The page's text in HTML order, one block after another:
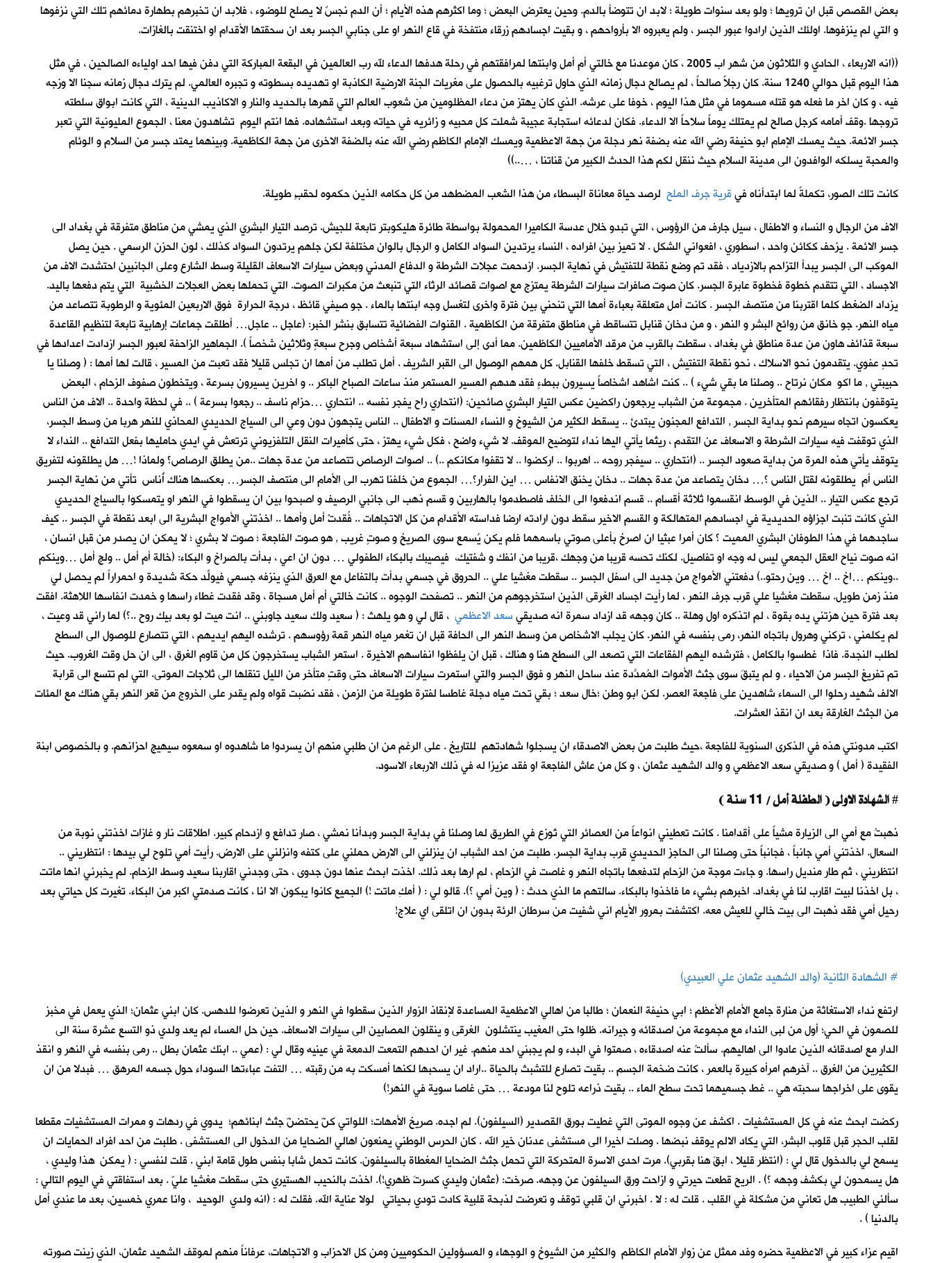
بعض القصص قبل ان ترويها ؛ ولو بعد سنوات طويلة ؛ لابد ان تتوضأ بالدم. وحين يعترض البعض ؛ وما اكثرهم هذه الأيام ؛ أن الدم نجسٌ لا يصلح للوضوء ، فلابد ان تخبرهم بطهارة دمائهم تلك التي نزفوها
و التي لم ينزفوها. اولئك الذين ارادوا عبور الجسر ، ولم يعبروه الا بأرواحهم ، و بقيت اجسادهم زرقاء منتفخة في قاع النهر او على جنابي الجسر بعد ان سحقتها الأقدام او اختنقت بالغازات.
((انه الاربعاء ، الحادي و الثلاثون من شهر اب 2005 ، كان موعدنا مع خالتي أم أمل وابنتها لمرافقتهم في رحلة هدفها الدعاء لله رب العالمين في البقعة المباركة التي دفن فيها احد اولياءه الصالحين ، في مثل
هذا اليوم قبل حوالي 1240 سنة. كان رجلاً صالحاً ، لم يصالح دجال زمانه الذي حاول ترغبيه بالحصول على مغريات الجنة الارضية الكاذبة او تهديده بسطوته و تجبره العالمي. لم يترك دجال زمانه سجنا الا وزجه
فيه ، و كان اخر ما فعله هو قتله مسموما في مثل هذا اليوم ، خوفا على عرشه. الذي كان يهتز من دعاء المظلومين من شعوب العالم التي قهرها بالحديد والنار و الاكاذيب الدينية ، التي كانت ابواق سلطته
تروجها .وقف أمامه كرجل صالح لم يمتلك يوماً سلاحاً الا الدعاء. فكان لدعائه استجابة عجيبة شملت كل محبيه و زائريه في حياته وبعد استشهاده. فها انتم اليوم تشاهدون معنا ، الجموع المليونية التي تعبر
جسر الائمة. حيث يمسك الإمام ابو حنيفة رضي الله عنه بضفة نهر دجلة من جهة الاعظمية ويمسك الإمام الكاظم رضي الله عنه بالضفة الاخرى من جهة الكاظمية. وبينهما يمتد جسر من السلام و الوئام
والمحبة يسلكه الوافدون الى مدينة السلام حيث ننقل لكم هذا الحدث الكبير من قناتنا ، …..))
كانت تلك الصور، تكملةً لما ابتدأناه فيقرية جرف الملح لرصد حياة معاناة البسطاء من هذا الشعب المضطهد من كل حكامه الذين حكموه لحقبٍ طويلة.
الاف من الرجال و النساء و الاطفال ، سيل جارف من الرؤوس ، التي تبدو خلال عدسة الكاميرا المحمولة بواسطة طائرة هليكوبتر تابعة للجيش. ترصد التيار البشري الذي يمشي من مناطق متفرقة في بغداد الى
جسر الائمة . يزحف ككائن واحد ، اسطوري ، افعواني الشكل . لا تميز بين افراده ، النساء يرتدين السواد الكامل و الرجال بالوان مختلفة لكن جلهم يرتدون السواد كذلك ، لون الحزن الرسمي . حين يصل
الموكب الى الجسر يبدأ التزاحم بالازدياد ، فقد تم وضع نقطة للتفتيش في نهاية الجسر. ازدحمت عجلات الشرطة و الدفاع المدني وبعض سيارات الاسعاف القليلة وسط الشارع وعلى الجانبين احتشدت الاف من
الاجساد ، التي تتقدم خطوة فخطوة عابرة الجسر. كان صوت صافرات سيارات الشرطة يمتزج مع اصوات قصائد الرثاء التي تنبعث من مكبرات الصوت. التي تحملها بعض العجلات الخشبية التي يتم دفعها باليد.
يزداد الضغط كلما اقتربنا من منتصف الجسر . كانت أمل متعلقة بعباءة أمها التي تنحني بين فترة واخرى لتغسل وجه ابنتها بالماء . جو صيفي قائظ ، درجة الحرارة فوق الاربعين المئوية و الرطوبة تتصاعد من
مياه النهر. جو خانق من روائح البشر و النهر ، و من دخان قنابل تتساقط في مناطق متفرقة من الكاظمية . القنوات الفضائية تتسابق بنشر الخبر: (عاجل .. عاجل… أطلقت جماعات إرهابية تابعة لتنظيم القاعدة
سبعة قذائف هاون من عدة مناطق في بغداد ، سقطت بالقرب من مرقد الأماميين الكاظمين. مما أدى إلى استشهاد سبعة أشخاص وجرح سبعةٍ وثلاثين شخصاً ). الجماهير الزاحفة لعبور الجسر ازدادت اعدادها في
تحدٍ عفوي. يتقدمون نحو الاسلاك ، نحو نقطة التفتيش ، التي تسقط خلفها القنابل. كل همهم الوصول الى القبر الشريف . أمل تطلب من أمها ان تجلس قليلا فقد تعبت من المسير ، قالت لها أمها : ( وصلنا يا
حبيبتي , ما اكو مكان نرتاح .. وصلنا ما بقي شيء ) .. كنت اشاهد اشخاصاً يسيرون ببطءٍ فقد هدهم المسير المستمر منذ ساعات الصباح الباكر .. و اخرين يسيرون بسرعة ، ويتخطون صفوف الزحام ، البعض
يتوقفون بانتظار رفقائهم المتأخرين . مجموعة من الشباب يرجعون راكضين عكس التيار البشري صائحين: (انتحاري راح يفجر نفسه .. انتحاري …حزام ناسف .. رجعوا بسرعة ) .. في لحظة واحدة .. الاف من الناس
يعكسون اتجاه سيرهم نحو بداية الجسر , التدافع المجنون يبتدئ .. يسقط الكثير من الشيوخ و النساء المسنات و الاطفال .. الناس يتجهون دون وعي الى السياج الحديدي المحاذي للنهر هربا من وسط الجسر،
الذي توقفت فيه سيارات الشرطة و الاسعاف عن التقدم ، ريثما يأتي اليها نداء لتوضيح الموقف. لا شيء واضح ، فكل شيء يهتز ، حتى كأميرات النقل التلفزيوني ترتعش في ايدي حامليها بفعل التدافع .. النداء لا
يتوقف يأتي هذه المرة من بداية صعود الجسر .. (انتحاري .. سيفجر روحه .. اهربوا .. اركضوا .. لا تقفوا مكانكم ..) .. اصوات الرصاص تتصاعد من عدة جهات ..من يطلق الرصاص؟ ولماذا !… هل يطلقونه لتفريق
الناس أم يطلقونه لقتل الناس ؟… دخان يتصاعد من عدة جهات .. دخان يخنق الانفاس … اين الفرار؟… الجموع من خلفنا تهرب الى الأمام الى منتصف الجسر… بعكسها هناك أُناس تأتي من نهاية الجسر
ترجع عكس التيار .. الذين في الوسط انقسموا ثلاثة أقسام .. قسم اندفعوا الى الخلف فاصطدموا بالهاربين و قسم ذهب الى جانبي الرصيف و اصبحوا بين ان يسقطوا في النهر او يتمسكوا بالسياج الحديدي
الذي كانت تنبت اجزاؤه الحديدية في اجسادهم المتهالكة و القسم الاخير سقط دون ارادته ارضا فداسته الأقدام من كل الاتجاهات .. فُقدتْ أمل وأمها .. اخذتني الأمواج البشرية الى ابعد نقطة في الجسر .. كيف
ساجدهما في هذا الطوفان البشري المميت ؟ كان أمرا عبثيا ان اصرخ بأعلى صوتي باسمهما فلم يكن يُسمع سوى الصريخ و صوتٍ غريب , هو صوت الفاجعة ؛ صوت لا بشري ؛ لا يمكن ان يصدر من قبل انسان ،
انه صوت نياح العقل الجمعي ليس له وجه او تفاصيل. لكنك تحسه قريبا من وجهك ،قريبا من انفك و شفتيك، فيصيبك بالبكاء الطفولي … دون ان اعي ، بدأت بالصراخ و البكاء: (خالة أم أمل .. ولج أمل …وينكم
..وينكم …اخ .. اخ … وين رحتو..) دفعتني الأمواج من جديد الى اسفل الجسر .. سقطت مغشيا علي .. الحروق في جسمي بدأت بالتفاعل مع العرق الذي ينزفه جسمي فيولِّد حكة شديدة و احمراراً لم يحصل لي
منذ زمن طويل. سقطت مغشيا علي قرب جرف النهر ، لما رأيت اجساد الغرقى الذين استخرجوهم من النهر .. تصفحت الوجوه .. كانت خالتي أم أمل مسجاة ، وقد فقدت غطاء راسها و خمدت انفاسها اللاهثة. افقت
بعد فترة حين هزتني يده بقوة ، لم اتذكره اول وهلة .. كان وجهه قد ازداد سمرة انه صديقيسعد الاعظمي ، قال لي و هو يلهث : ( سعيد ولك سعيد جاوبني .. انت ميت لو بعد بيك روح ..؟) لما راني قد وعيت ،
لم يكلمني ، تركني وهرول باتجاه النهر، رمى بنفسه في النهر. كان يجلب الاشخاص من وسط النهر الى الحافة قبل ان تغمر مياه النهر قمة رؤوسهم . ترشده اليهم ايديهم ، التي تتصارع للوصول الى السطح
لطلب النجدة. فاذا غطسوا بالكامل ، فترشده اليهم الفقاعات التي تصعد الى السطح هنا و هناك ، قبل ان يلفظوا انفاسهم الاخيرة . استمر الشباب يستخرجون كل من قاوم الغرق ، الى ان حل وقت الغروب. حيث
تم تفريغ الجسر من الاحياء . و لم يتبقَ سوى جثث الأموات المُمدَّدة عند ساحل النهر و فوق الجسر والتي استمرت سيارات الاسعاف حتى وقتٍ متأخر من الليل تنقلها الى ثلاجات الموتى. التي لم تتسع الى قرابة
الالف شهيد رحلوا الى السماء شاهدين على فاجعة العصر. لكن ابو وطن ؛خال سعد ؛ بقي تحت مياه دجلة غاطسا لفترة طويلة من الزمن ، فقد نضبت قواه ولم يقدر على الخروج من قعر النهر بقي هناك مع المئات
من الجثث الغارقة بعد ان انقذ العشرات.
اكتب مدونتي هذه في الذكرى السنوية للفاجعة ،حيث طلبت من بعض الاصدقاء ان يسجلوا شهادتهم للتاريخ . على الرغم من ان طلبي منهم ان يسردوا ما شاهدوه او سمعوه سيهيج احزانهم. و بالخصوص ابنة
الفقيدة ( أمل ) و صديقي سعد الاعظمي و والد الشهيد عثمان ، و كل من عاش الفاجعة او فقد عزيزا له في ذلك الاربعاء الاسود.
#
ذهبتُ مع أمي الى الزيارة مشياً على أقدامنا . كانت تعطيني انواعاً من العصائر التي تُوزع في الطريق لما وصلنا في بداية الجسر وبدأنا نمشي ، صار تدافع و ازدحام كبير. اطلاقات نار و غازات اخذتني نوبة من
السعال. اخذتني أمي جانباً ، فجانباً حتى وصلنا الى الحاجز الحديدي قرب بداية الجسر. طلبت من احد الشباب ان ينزلني الى الارض حملني على كتفه وانزلني على الارض. رأيت أمي تلوح لي بيدها : انتظريني ..
انتظريني ، ثم طار منديل راسها. و جاءت موجة من الزحام لتدفعها باتجاه النهر و غاصت في الزحام ، لم ارها بعد ذلك. اخذت ابحث عنها دون جدوى ، حتى وجدني اقاربنا سعيد وسط الزحام. لم يخبرني انها ماتت
، بل اخذنا لبيت اقارب لنا في بغداد. اخبرهم بشيء ما فاخذوا بالبكاء. سالتهم ما الذي حدث : ( وين أمي ؟). قالو لي : ( أمكِ ماتت !) الجميع كانوا يبكون الا انا ، كانت صدمتي اكبر من البكاء. تغيرت كل حياتي بعد
رحيل أمي فقد ذهبت الى بيت خالي للعيش معه. اكتشفت بمرور الأيام اني شفيت من سرطان الرئة بدون ان اتلقى اي علاج!
#الشهادة الثانية (والد الشهيد عثمان علي العبيدي)
ارتفع نداء الاستغاثة من منارة جامع الأمام الأعظم ؛ ابي حنيفة النعمان ؛ طالبا من اهالي الاعظمية المساعدة لإنقاذ الزوار الذين سقطوا في النهر و الذين تعرضوا للدهس. كان ابني عثمان؛ الذي يعمل في مخبز
للصمون في الحي؛ أول من لبى النداء مع مجموعة من اصدقائه و جيرانه. ظلوا حتى المغيب ينتشلون الغرقى و ينقلون المصابين الى سيارات الاسعاف. حين حل المساء لم يعد ولدي ذو التسع عشرة سنة الى
الدار مع اصدقائه الذين عادوا الى اهاليهم. سألتُ عنه اصدقاءه ، صمتوا في البدء و لم يجبني احد منهم. غير ان احدهم التمعت الدمعة في عينيه وقال لي : (عمي .. ابنك عثمان بطل .. رمى بنفسه في النهر و انقذ
الكثيرين من الغرق .. آخرهم امرأه كبيرة بالعمر ، كانت ضخمة الجسم .. بقيت تصارع للتشبث بالحياة ..اراد ان يسحبها لكنها أمسكت به من رقبته … التفت عباءتها السوداء حول جسمه المرهق … فبدلا من ان
يقوى على اخراجها سحبته هي .. غط جسميهما تحت سطح الماء .. بقيت ذراعه تلوح لنا مودعة … حتى غاصا سوية في النهر!)
ركضت ابحث عنه في كل المستشفيات . اكشف عن وجوه الموتى التي غطيت بورق القصدير (السيلفون). لم اجده. صريخ الأمهات؛ اللواتي كنّ يحتضنّ جثث ابنائهم؛ يدوي في ردهات و ممرات المستشفيات مقطعا
لقلب الحجر قبل قلوب البشر، التي يكاد الالم يوقف نبضها . وصلت اخيرا الى مستشفى عدنان خير الله . كان الحرس الوطني يمنعون اهالي الضحايا من الدخول الى المستشفى . طلبت من احد افراد الحمايات ان
يسمح لي بالدخول قال لي : (انتظر قليلا ، ابقَ هنا بقربي). مرت احدى الاسرة المتحركة التي تحمل جثث الضحايا المغطاة بالسيلفون. كانت تحمل شابا بنفس طول قامة ابني . قلت لنفسي : ( يمكن هذا وليدي ،
هل يسمحون لي بكشف وجهه ؟) . الريح قطعت حيرتي و ازاحت ورق السيلفون عن وجهه. صرخت: (عثمان وليدي كسرتَ ظهري!). اخذت بالنحيب الهستيري حتى سقطت مغشيا عليّ . بعد استفاقتي في اليوم التالي :
سألني الطبيب هل تعاني من مشكلة في القلب . قلت له : لا . اخبرني ان قلبي توقف و تعرضت لذبحة قلبية كادت تودي بحياتي لولا عناية الله. فقلت له : (انه ولدي الوحيد ، وانا عمري خمسين، بعد ما عندي أمل
بالدنيا ) .
اقيم عزاء كبير في الاعظمية حضره وفد ممثل عن زوار الأمام الكاظم والكثير من الشيوخ و الوجهاء و المسؤولين الحكوميين ومن كل الاحزاب و الاتجاهات، عرفاناً منهم لموقف الشهيد عثمان، الذي زينت صورته